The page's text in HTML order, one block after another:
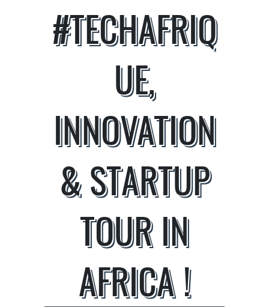
#TECHAFRIQ
UE,
INNOVATION
& STARTUP
TOUR IN
AFRICA !